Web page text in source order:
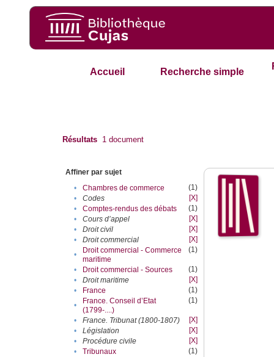
Accueil Recherche simple
Résultats 1 document
Affiner par sujet
•
Chambres de commerce
(1)
•
Codes
[X]
•
Comptes-rendus des débats
(1)
•
Cours d’appel
[X]
•
Droit civil
[X]
•
Droit commercial
[X]
•
Droit commercial - Commerce
maritime
(1)
• Droit commercial - Sources
(1)
•
Droit maritime
[X]
•
France
(1)
•
France. Conseil d’Etat
(1799-....)
(1)
• France. Tribunat (1800-1807)
[X]
•
Législation
[X]
•
Procédure civile
[X]
•
Tribunaux
(1)